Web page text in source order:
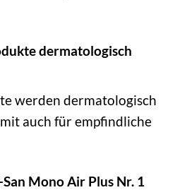
dermatologisch
werden dermatologisch
auch für empfindliche
Mono Air Plus Nr. 1